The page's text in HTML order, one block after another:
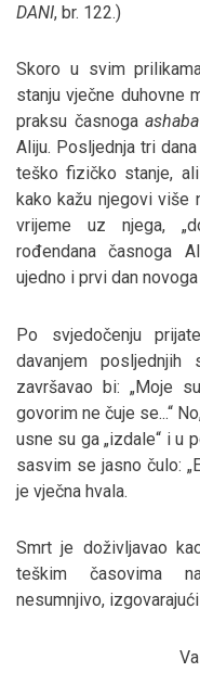
DANI, br. 122.)
Skoro u svim
stanju vječne duhovne
praksu časnogaashaba
Aliju. Posljednja tri
teško fizičko stanje,
kako kažu njegovi
vrijeme uz njega,
rođendana časnoga
ujedno i prvi dan
Po svjedočenju
davanjem
završavao bi: „Moje
govorim ne čuje se...“
usne su ga „izdale“ i u
sasvim se jasno čulo:
je vječna hvala.
Smrt je doživljavao
teškim časovima
nesumnjivo, izgovarajući